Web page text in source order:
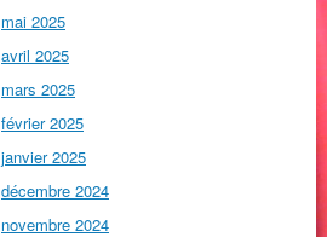
mai 2025
avril 2025
mars 2025
février 2025
janvier 2025
décembre 2024
novembre 2024